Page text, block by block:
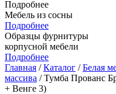
Подробнее
Мебель из сосны
Подробнее
Образцы фурнитуры
корпусной мебели
Подробнее
Главная /Каталог /Белая
массива / Тумба Прованс
+ Венге 3)